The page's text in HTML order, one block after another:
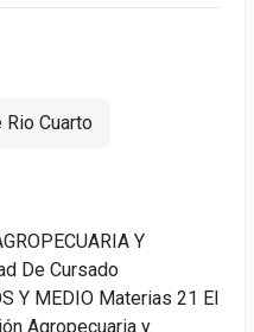
Cuarto
Y
De Cursado
Y MEDIO Materias 21 El
Agropecuaria y